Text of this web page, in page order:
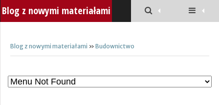
Blog z nowymi materiałami
Blog z nowymi materiałami » Budownictwo